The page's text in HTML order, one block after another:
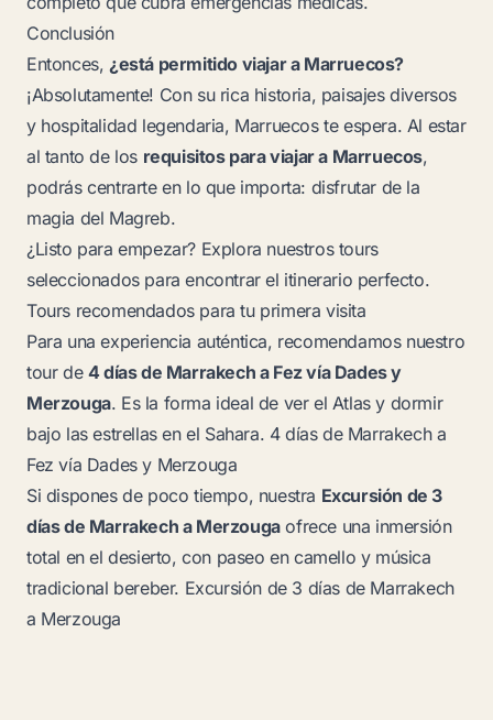
Conclusión
Entonces, ¿está permitido viajar a Marruecos?
¡Absolutamente! Con su rica historia, paisajes diversos
y hospitalidad legendaria, Marruecos te espera. Al estar
al tanto de los requisitos para viajar a Marruecos,
podrás centrarte en lo que importa: disfrutar de la
magia del Magreb.
¿Listo para empezar? Explora nuestros tours
seleccionados para encontrar el itinerario perfecto.
Tours recomendados para tu primera visita
Para una experiencia auténtica, recomendamos nuestro
tour de 4 días de Marrakech a Fez vía Dades y
Merzouga. Es la forma ideal de ver el Atlas y dormir
bajo las estrellas en el Sahara. 4 días de Marrakech a
Fez vía Dades y Merzouga
Si dispones de poco tiempo, nuestra Excursión de 3
días de Marrakech a Merzougaofrece una inmersión
total en el desierto, con paseo en camello y música
tradicional bereber. Excursión de 3 días de Marrakech
a Merzouga